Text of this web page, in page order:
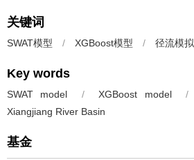
关键词
SWAT模型 / XGBoost模型 / 径流模拟
Key words
SWAT model / XGBoost model /
Xiangjiang River Basin
基金